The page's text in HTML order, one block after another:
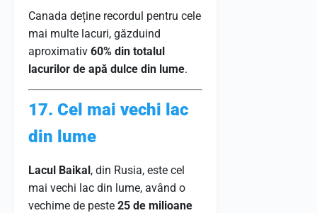
Canada deține recordul pentru cele
mai multe lacuri, găzduind
aproximativ 60% din totalul
lacurilor de apă dulce din lume.
17. Cel mai vechi lac
din lume
Lacul Baikal, din Rusia, este cel
mai vechi lac din lume, având o
vechime de peste 25 de milioane